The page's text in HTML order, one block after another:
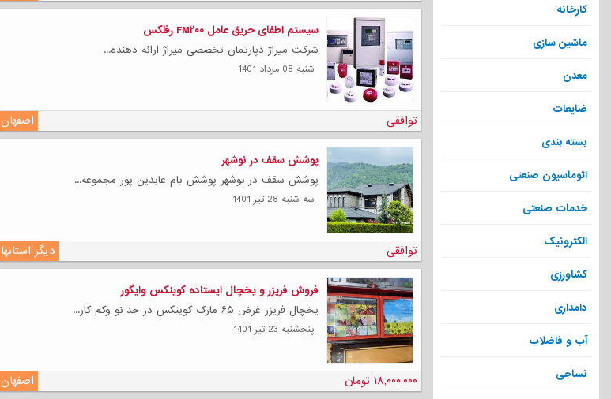
کارخانه
ماشین سازی
معدن
ضایعات
بسته بندی
اتوماسیون صنعتی
خدمات صنعتی
الکترونیک
کشاورزی
دامداری
آب و فاضلاب
نساجی
سیستم اطفای حریق عامل FM۲۰۰ رفلکس
شرکت میراژ دپارتمان تخصصی میراژ ارائه دهنده...
شنبه 08 مرداد 1401
اصفهان توافقی
پوشش سقف در نوشهر
پوشش سقف در نوشهر پوشش بام عابدین پور مجموعه...
سه شنبه 28 تیر 1401
دیگر استانها توافقی
فروش فریزر و یخچال ایستاده کوینکس وایگور
یخچال فریزر غرض ۶۵ مارک کوینکس در حد نو وکم کار...
پنجشنبه 23 تیر 1401
اصفهان ۱۸,۰۰۰,۰۰۰ تومان